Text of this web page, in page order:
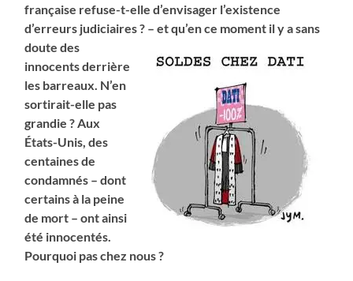
française refuse-t-elle d’envisager l’existence
d’erreurs judiciaires ? – etqu’en ce moment il y a sans
doute des
innocents derrière
les barreaux. N’en
sortirait-elle pas
grandie ? Aux
États-Unis, des
centaines de
condamnés – dont
certains à la peine
de mort – ont ainsi
été innocentés.
Pourquoi pas chez nous ?